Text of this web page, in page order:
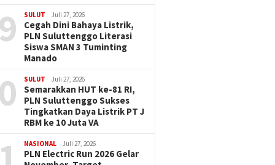
SULUT Juli 27, 2026
Cegah Dini Bahaya Listrik,
PLN Suluttenggo Literasi
Siswa SMAN 3 Tuminting
Manado
SULUT Juli 27, 2026
Semarakkan HUT ke-81 RI,
PLN Suluttenggo Sukses
Tingkatkan Daya Listrik PT J
RBM ke 10 Juta VA
NASIONAL Juli 27, 2026
PLN Electric Run 2026 Gelar